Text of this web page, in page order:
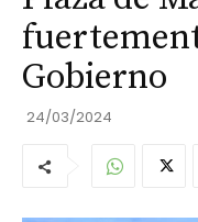
Gobierno
24/03/2024